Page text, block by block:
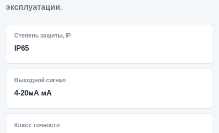
эксплуатации.
Степень защиты, IP
IP65
Выходной сигнал
4-20мА мА
Класс точности